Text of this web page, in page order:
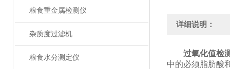
粮食重金属检测仪
杂质度过滤机
粮食水分测定仪
详细说明：
过氧化值检
中的必须脂肪酸